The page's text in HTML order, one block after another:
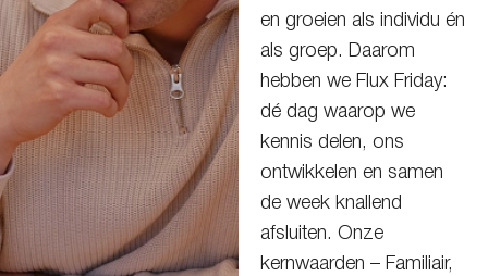
en groeien als individu én
als groep. Daarom
hebben we Flux Friday:
dé dag waarop we
kennis delen, ons
ontwikkelen en samen
de week knallend
afsluiten. Onze
kernwaarden – Familiair,